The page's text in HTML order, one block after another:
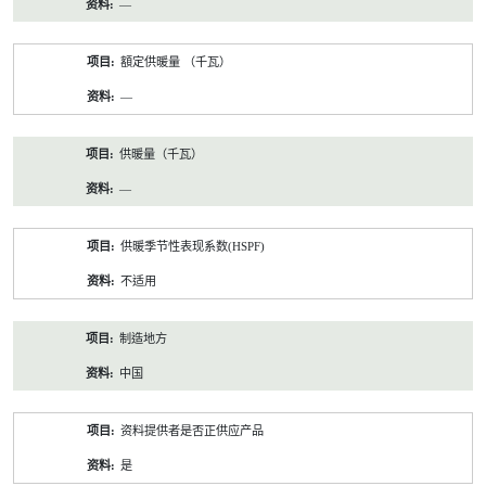
—
額定供暖量 （千瓦）
—
供暖量（千瓦）
—
供暖季节性表现系数(HSPF)
不适用
制造地方
中国
资料提供者是否正供应产品
是